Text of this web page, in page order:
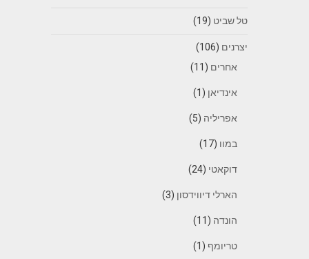
טל שביט (19)
יצרנים (106)
אחרים (11)
אינדיאן (1)
אפריליה (5)
במוו (17)
דוקאטי (24)
הארלי דיווידסון (3)
הונדה (11)
טריומף (1)